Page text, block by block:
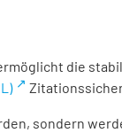
die
sondern